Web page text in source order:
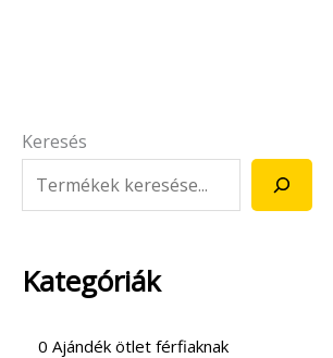
Keresés
Kategóriák
0 Ajándék ötlet férfiaknak